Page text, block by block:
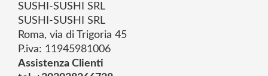
SUSHI-SUSHI SRL
SUSHI-SUSHI SRL
Roma, via di Trigoria 45
P.iva: 11945981006
Assistenza Clienti